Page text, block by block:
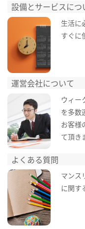
設備とサービスにつ
生活に
すぐに
運営会社について
ウィー
を多数
お客様
て頂き
よくある質問
マンス
に関す